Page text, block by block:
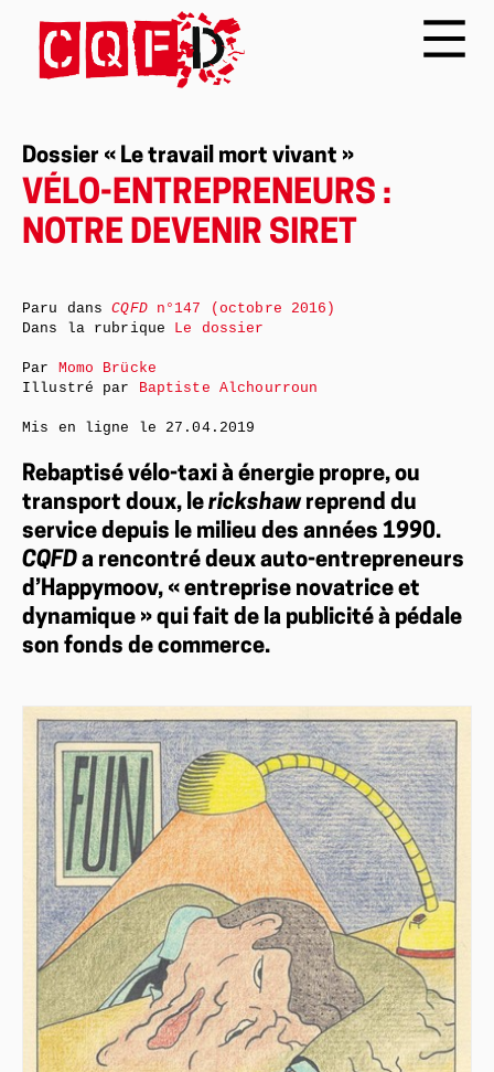
Dossier « Le travail mort vivant »
VÉLO-ENTREPRENEURS :
NOTRE DEVENIR SIRET
Rebaptisé vélo-taxi à énergie propre, ou
transport doux, le rickshaw reprend du
service depuis le milieu des années 1990.
CQFD a rencontré deux auto-entrepreneurs
d’Happymoov, « entreprise novatrice et
dynamique » qui fait de la publicité à pédale
son fonds de commerce.
Paru dansCQFDn°147 (octobre 2016)
Dans la rubrique Le dossier
Par Momo Brücke
Illustré par Baptiste Alchourroun
Mis en ligne le 27.04.2019